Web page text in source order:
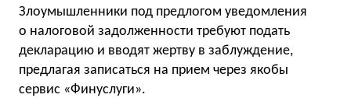
Злоумышленники под предлогом уведомления
о налоговой задолженности требуют подать
декларацию и вводят жертву в заблуждение,
предлагая записаться на прием через якобы
сервис «Финуслуги».